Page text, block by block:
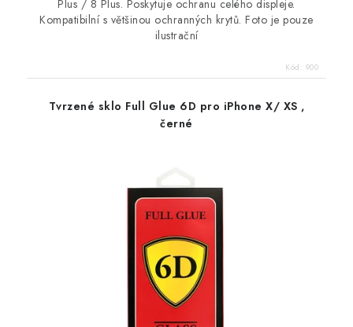
Plus / 8 Plus. Poskytuje ochranu celého displeje.
Kompatibilní s většinou ochranných krytů. Foto je pouze
ilustrační
Kód: 900
Tvrzené sklo Full Glue 6D pro iPhone X/ XS ,
černé